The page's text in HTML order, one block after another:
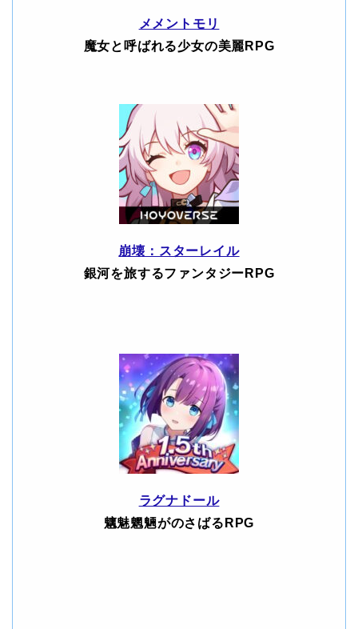
メメントモリ
魔女と呼ばれる少女の美麗RPG
崩壊：スターレイル
銀河を旅するファンタジーRPG
ラグナドール
魑魅魍魎がのさばるRPG